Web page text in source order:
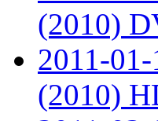
(2010)
2011-
(2010)